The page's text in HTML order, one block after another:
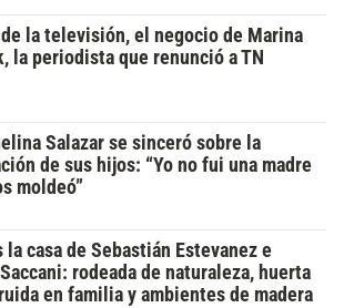
de la televisión, el negocio de Marina
la periodista que renunció a TN
Salazar se sinceró sobre la
de sus hijos: “Yo no fui una madre
moldeó”
la casa de Sebastián Estevanez e
Saccani: rodeada de naturaleza, huerta
en familia y ambientes de madera